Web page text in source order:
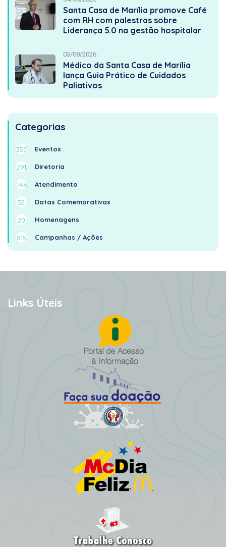
Santa Casa de Marília promove Café
com RH com palestras sobre
Liderança 5.0 na gestão hospitalar
03/08/2026
Médico da Santa Casa de Marília
lança Guia Prático de Cuidados
Paliativos
Categorias
357 Eventos
291 Diretoria
246 Atendimento
55 Datas Comemorativas
20 Homenagens
815 Campanhas / Ações
Links Úteis